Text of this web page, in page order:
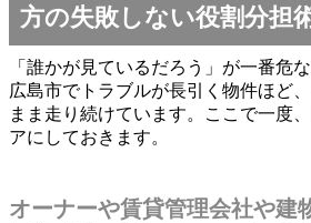
方の失敗しない役割分担
「誰かが見ているだろう」が一番危
広島市でトラブルが長引く物件ほど
まま走り続けています。ここで一度
アにしておきます。
オーナーや賃貸管理会社や建